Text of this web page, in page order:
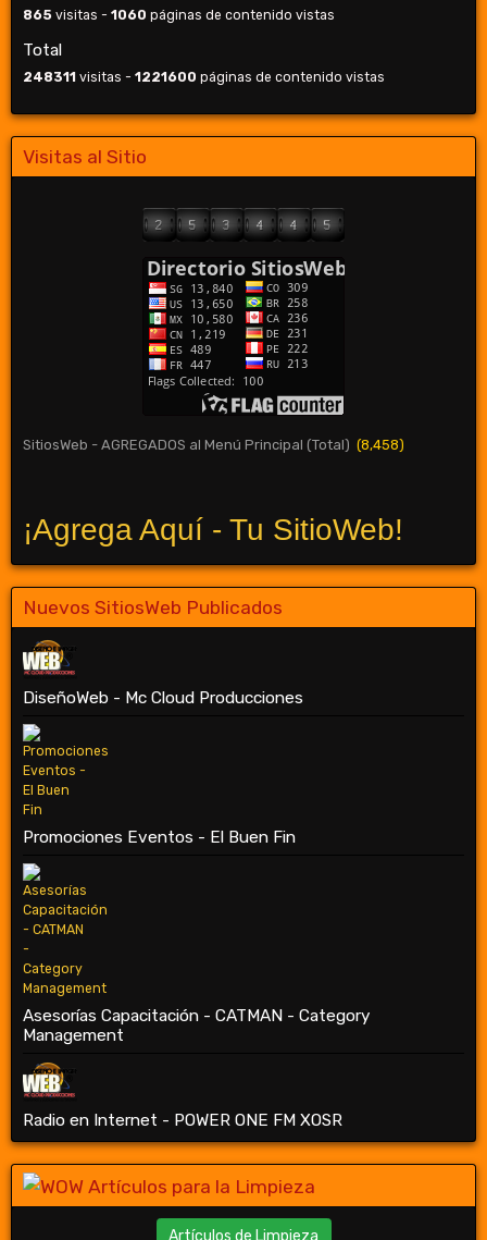
865 visitas - 1060 páginas de contenido vistas
Total
248311 visitas - 1221600 páginas de contenido vistas
Visitas al Sitio
SitiosWeb - AGREGADOS al Menú Principal (Total) (8,458)
¡Agrega Aquí - Tu SitioWeb!
Nuevos SitiosWeb Publicados
DiseñoWeb - Mc Cloud Producciones
Promociones Eventos - El Buen Fin
Asesorías Capacitación - CATMAN - Category
Management
Radio en Internet - POWER ONE FM XOSR
Artículos de Limpieza